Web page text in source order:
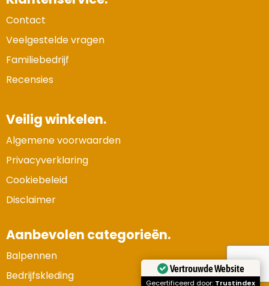
Contact
Veelgestelde vragen
Familiebedrijf
Recensies
Veilig winkelen.
Algemene voorwaarden
Privacyverklaring
Cookiebeleid
Disclaimer
Aanbevolen categorieën.
Balpennen
Bedrijfskleding
Vertrouwde Website
Gecertificeerd door: Trustindex